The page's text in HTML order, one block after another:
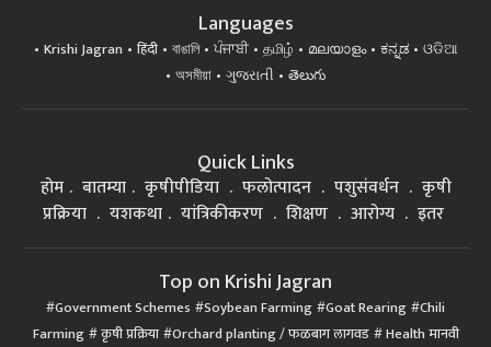
Languages
Krishi Jagran हिंदी বাঙালি ਪੰਜਾਬੀ தமிழ் മലയാളം ಕನ್ನಡ
ଓଡିଆ
অসমীয়া
ગુજરાતી తెలుగు
Quick Links
होम बातम्या कृषीपीडिया फलोत्पादन पशुसंवर्धन
कृषी
प्रक्रिया
यशकथा यांत्रिकीकरण शिक्षण आरोग्य इतर
Top on Krishi Jagran
Government Schemes Soybean Farming Goat Rearing Chili
Farming कृषी प्रक्रिया Orchard planting / फळबाग लागवड Health मानवी